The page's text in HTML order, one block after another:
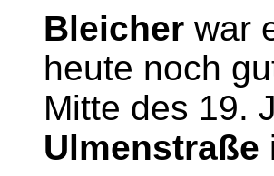
Bleicher war
heute noch
Mitte des 19.
Ulmenstraße